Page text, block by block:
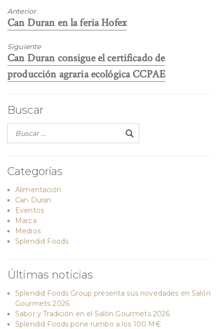
Anterior
Entrada
anterior:
Can Duran en la feria Hofex
Siguiente
Entrada
siguiente:
Can Duran consigue el certificado de
producción agraria ecológica CCPAE
Buscar
Categorías
Alimentación
Can Duran
Eventos
Marca
Medios
Splendid Foods
Últimas noticias
Splendid Foods Group presenta sus novedades en Salón
Gourmets 2026
Sabor y Tradición en el Salón Gourmets 2026
Splendid Foods pone rumbo a los 100 M€